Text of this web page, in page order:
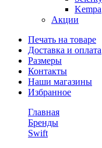
Kempa
Акции
Печать на товаре
Доставка и оплата
Размеры
Контакты
Наши магазины
Избранное
Главная
Бренды
Swift